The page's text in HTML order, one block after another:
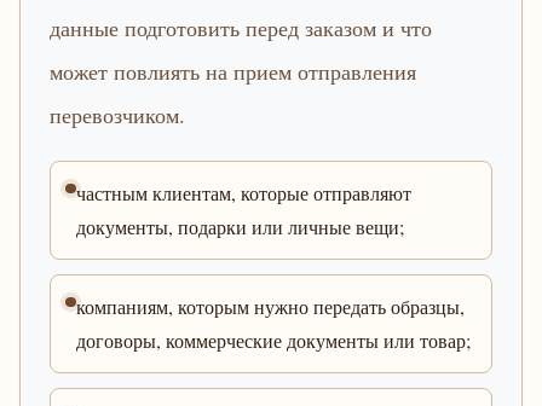
данные подготовить перед заказом и что
может повлиять на прием отправления
перевозчиком.
частным клиентам, которые отправляют
документы, подарки или личные вещи;
компаниям, которым нужно передать образцы,
договоры, коммерческие документы или товар;